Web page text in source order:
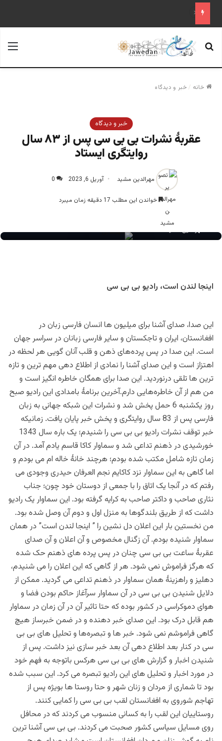
«آینده فدراسیون روسیه پس از پوتین؛ تحلیل یک سناریوی محتمل»
جستجو برای
خانه /خبر و دیدگاه
خبر و دیدگاه
عقربۀ نشرات بی بی سی پس از ۸۳ سال
روایتگری ایستاد
مهرالدین مشید آوریل 6, 2023 0
خواندن این مطلب 17 دقیقه زمان میبرد
مهرالدین مشید
اینجا لندن است، رادیو بی بی سی
این صدا، صدای آشنا برای میلیون ها انسان فارسی زبان در
افغانستان، ایران و تاجکستان و سایر فارسی زبانان در سراسر جهان
است. این صدا در پس پرده‌های ذهن و قلب آنان گویی هر لحظه در
اهتزاز است و این صدای آشنا را نمادی از اطلاع دهی مهم ترین و تازه
ترین ها تلقی درنوردید. این صدا برای همگان خاطره انگیز است و
من هم از آن خاطره‌هایی دارم.آخرین برنامۀ بامدادی این رادیو صبح
روز یکشنبه 6 حمل پخش شد و نشرات این شبکه جهانی به زبان
فارسی پس از 83 سال روایتگری و پخش خبر پایان یافت. زمانیکه
خبر توقف نشرات رادیو بی بی سی را شنیدم؛ یک باره سال 1343
خورشیدی در ذهنم تداعی شد و سماوار کاکا قاسم یادم آمد. در آن
زمان تازه شامل مکتب شده بودم؛ هرچند خانۀ خاله ام می بودم و
اما گاهی به این سماوار نزد کاکایم نجم العرفان حیدری وجودی می
رفتم که در آنجا یک اتاق را با جمعی از دوستان خود چون؛ جناب
نثاری صاحب و داکتر صاحب به کرایه گرفته بود. این سماوار یک رادیو
داشت که از طریق بلندگوها به منزل اول و دوم آن وصل شده بود.
من نخستین بار این اعلان دل نشين را ” اینجا لندن است” در همان
سماوار شنیده بودم. آن زگنال مخصوص و آن اعلان و آن صدای
عقربۀ ساعت بی بی سی چنان در پس پرده های ذهنم حک شده
که هرگز فراموش نمی شود. هر از گاهی که این اعلان را می شنیدم،
دهلیز و راهزینۀ همان سماوار در ذهنم تداعی می گردید. ممکن از
دلایل شنیدن بی بی سی در آن سماوار سرآغاز حاکم بودن فضا و
هوای دموکراسی در کشور بوده که حتا تاثیر آن در آن زمان در سماوار
هم قابل درک بود. این صدای خبر دهنده و در ضمن خبرساز هیچ
گاهی فراموشم نمی شود. خبر ها و تبصره‌ها و تحلیل های بی بی
سی در کنار بعد اطلاع دهی آن بعد خبر سازی نیز داشت. پس از
شنیدن اخبار و گزارش های بی بی سی هرکس باتوجه به فهم خود
در مورد اخبار و تحلیل های این رادیو تبصره می کرد. این سبب شده
بود تا شماری از مردان و زنان شهر و حتا روستا ها بویژه پس از
تهاجم شوروی به افغانستان لقب بی بی سی را کمایی کنند.
روستاییان این لقب را به کسانی منسوب می کردند که در محافل
روی مسایل سیاسی کشور صحبت می کردند. بی بی سی آشنا ترین